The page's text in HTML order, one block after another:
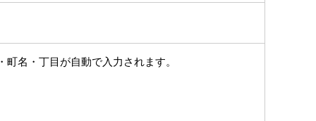
名・丁目が自動で入力されます。